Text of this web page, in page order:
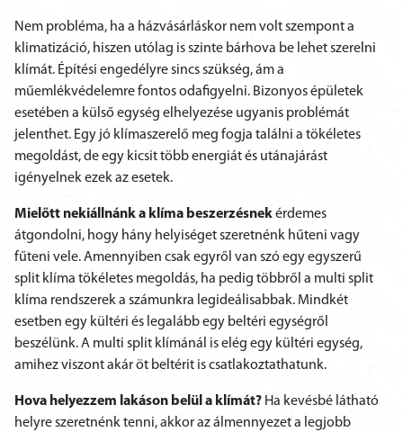
Nem probléma, ha a házvásárláskor nem volt szempont a
klimatizáció, hiszen utólag is szinte bárhova be lehet szerelni
klímát. Építési engedélyre sincs szükség, ám a
műemlékvédelemre fontos odafigyelni. Bizonyos épületek
esetében a külső egység elhelyezése ugyanis problémát
jelenthet. Egy jó klímaszerelő meg fogja találni a tökéletes
megoldást, de egy kicsit több energiát és utánajárást
igényelnek ezek az esetek.
Mielőtt nekiállnánk a klíma beszerzésnekérdemes
átgondolni, hogy hány helyiséget szeretnénk hűteni vagy
fűteni vele. Amennyiben csak egyről van szó egy egyszerű
split klíma tökéletes megoldás, ha pedig többről a multi split
klíma rendszerek a számunkra legideálisabbak. Mindkét
esetben egy kültéri és legalább egy beltéri egységről
beszélünk. A multi split klímánál is elég egy kültéri egység,
amihez viszont akár öt beltérit is csatlakoztathatunk.
Hova helyezzem lakáson belül a klímát? Ha kevésbé látható
helyre szeretnénk tenni, akkor az álmennyezet a legjobb